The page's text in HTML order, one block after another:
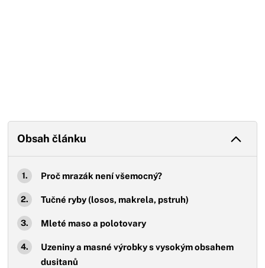
Obsah článku
Proč mrazák není všemocný?
Tučné ryby (losos, makrela, pstruh)
Mleté maso a polotovary
Uzeniny a masné výrobky s vysokým obsahem
dusitanů